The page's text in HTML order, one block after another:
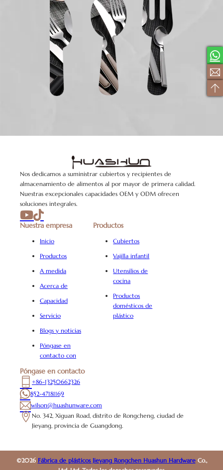
Nos dedicamos a suministrar cubiertos y recipientes de
almacenamiento de alimentos al por mayor de primera calidad.
Nuestras excepcionales capacidades OEM y ODM ofrecen
soluciones integrales.
Nuestra empresa
Inicio
Productos
A medida
Acerca de
Capacidad
Servicio
Blogs y noticias
Póngase en
contacto con
Productos
Cubiertos
Vajilla infantil
Utensilios de
cocina
Productos
domésticos de
plástico
Póngase en contacto
+86-13250662326
852-47181169
wilson@huashunware.com
No. 342, Xiguan Road, distrito de Rongcheng, ciudad de
Jieyang, provincia de Guangdong.
©2026 Fábrica de plásticos Jieyang Rongchen Huashun HardwareCo.,